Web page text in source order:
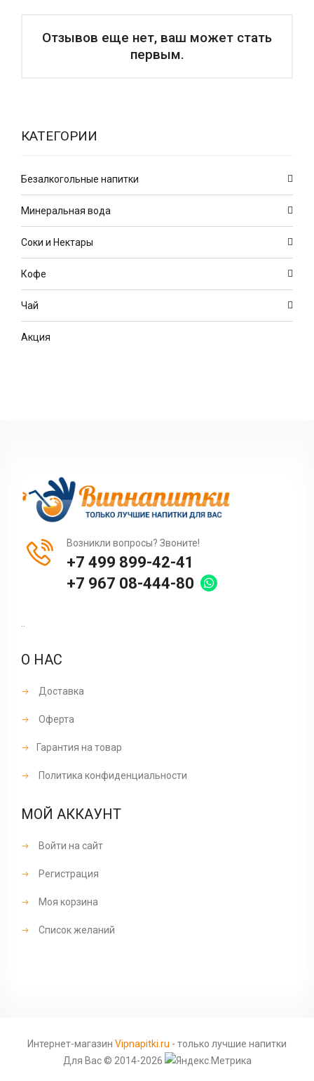
Отзывов еще нет, ваш может стать
первым.
КАТЕГОРИИ
Безалкогольные напитки
Минеральная вода
Соки и Нектары
Кофе
Чай
Акция
Возникли вопросы? Звоните!
+7 499 899-42-41
+7 967 08-444-80
..
О НАС
Доставка
Оферта
Гарантия на товар
Политика конфиденциальности
МОЙ АККАУНТ
Войти на сайт
Регистрация
Моя корзина
Список желаний
Интернет-магазин Vipnapitki.ru - только лучшие напитки
Для Вас © 2014-2026